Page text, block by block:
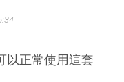
以正常使用這套